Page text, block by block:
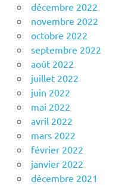
décembre 2022
novembre 2022
octobre 2022
septembre 2022
août 2022
juillet 2022
juin 2022
mai 2022
avril 2022
mars 2022
février 2022
janvier 2022
décembre 2021